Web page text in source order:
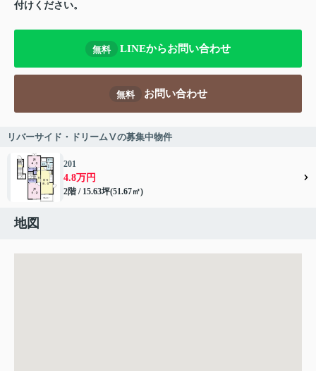
付けください。
無料 LINEからお問い合わせ
無料 お問い合わせ
リバーサイド・ドリームⅤの募集中物件
201
4.8万円
2階 / 15.63坪(51.67㎡)
地図